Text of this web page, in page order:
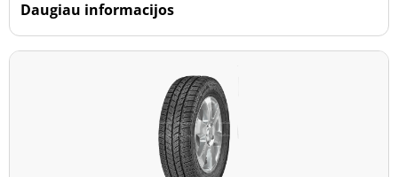
Daugiau informacijos